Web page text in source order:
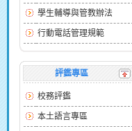
學生輔導與管教辦法
行動電話管理規範
評鑑專區
校務評鑑
本土語言專區